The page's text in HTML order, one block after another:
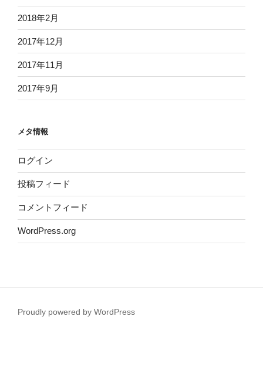
2018年2月
2017年12月
2017年11月
2017年9月
メタ情報
ログイン
投稿フィード
コメントフィード
WordPress.org
Proudly powered by WordPress